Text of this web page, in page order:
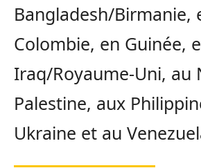
Bangladesh/Birmanie,
Colombie, en Guinée,
Iraq/Royaume-Uni, au
Palestine, aux
Ukraine et au